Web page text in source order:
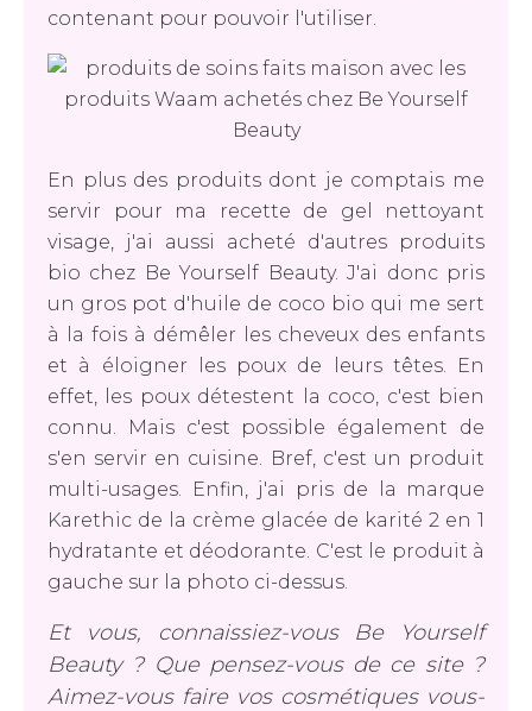
contenant pour pouvoir l'utiliser.
En plus des produits dont je comptais me
servir pour ma recette de gel nettoyant
visage, j'ai aussi acheté d'autres produits
bio chez Be Yourself Beauty. J'ai donc pris
un gros pot d'huile de coco bio qui me sert
à la fois à démêler les cheveux des enfants
et à éloigner les poux de leurs têtes. En
effet, les poux détestent la coco, c'est bien
connu. Mais c'est possible également de
s'en servir en cuisine. Bref, c'est un produit
multi-usages. Enfin, j'ai pris de la marque
Karethic de la crème glacée de karité 2 en 1
hydratante et déodorante. C'est le produit à
gauche sur la photo ci-dessus.
Et vous, connaissiez-vous Be Yourself
Beauty ? Que pensez-vous de ce site ?
Aimez-vous faire vos cosmétiques vous-